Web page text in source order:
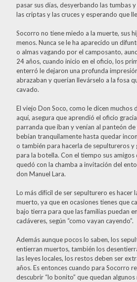
pasar sus días, desyerbando las tumbas
las criptas y las cruces y esperando que
Socorro no tiene miedo a la muerte, sus
menos. Nunca se le ha aparecido un
o almas vagando por el camposanto,
24 años, cuando inicio en el oficio, los
enterró le dejaron una profunda
abrazaban y querían llevárselo a la fosa
cavado.
El viejo Don Soco, como le dicen muchos
aquí, asegura que aprendió el oficio
parranda que iban y venían al panteón
bebían tranquilamente hasta quedar
o también para hacerla de sepultureros y
para la botella. Con el tiempo sus amigos
quedó con la chamba a invitación del
don Manuel Lara.
Lo más difícil de ser sepulturero es hacer
muerto, ya que en ocasiones tienes que
bajo tierra para que las familias puedan
cadáveres, según “como vayan cayendo”.
Además aunque pocos lo saben, los
entierran muertos, también los
las leyes locales, los restos deben ser
años. Es entonces cuando para Socorro
descubrir “lo bonito” que quedan algunos